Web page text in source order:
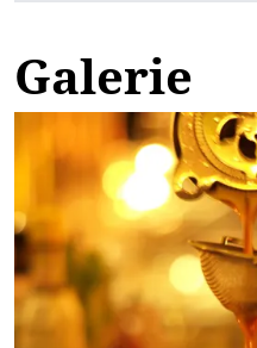
Galerie